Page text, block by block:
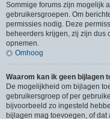
Sommige forums zijn mogelijk
gebruikersgroepen. Om
permissies nodig. Deze
beheerders krijgen, zij zijn dus
opnemen.
Omhoog
Waarom kan ik geen bijlagen
De mogelijkheid om bijlagen
gebruikersgroep of per
bijvoorbeeld zo ingesteld
bijlagen mag toevoegen, of